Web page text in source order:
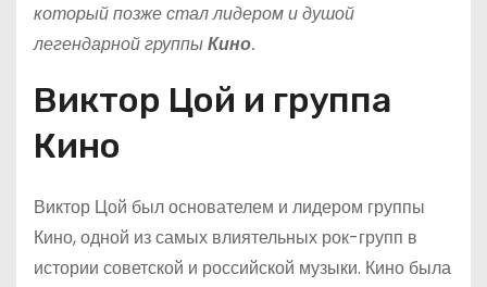
который позже стал лидером и душой
легендарной группыКино.
Виктор Цой и группа
Кино
Виктор Цой был основателем и лидером группы
Кино, одной из самых влиятельных рок-групп в
истории советской и российской музыки. Кино была